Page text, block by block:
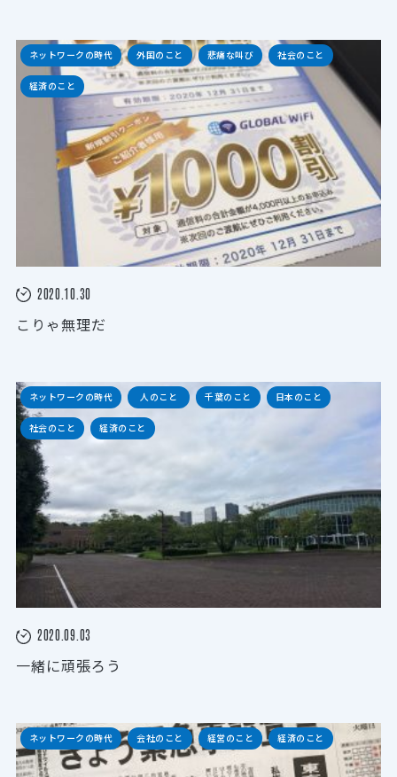
2020.10.30
こりゃ無理だ
ネットワークの時代 外国のこと 悲痛な叫び 社会のこと
経済のこと
2020.09.03
一緒に頑張ろう
ネットワークの時代 人のこと 千葉のこと 日本のこと
社会のこと 経済のこと
ネットワークの時代 会社のこと 経営のこと 経済のこと